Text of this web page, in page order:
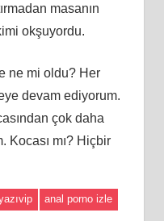
masanın
okşuyordu.
ne mi oldu? Her
devam ediyorum.
çok daha
Kocası mı? Hiçbir
anal porno izle